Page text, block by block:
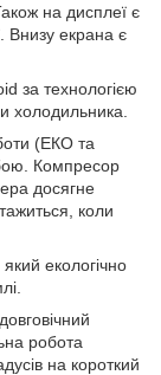
на дисплеї є
Внизу екрана є
за технологією
холодильника.
(ЕКО та
Компресор
досягне
коли
екологічно
робота
на короткий